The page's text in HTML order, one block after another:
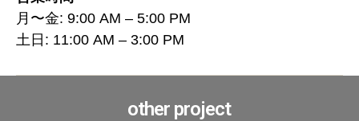
月〜金: 9:00 AM – 5:00 PM
土日: 11:00 AM – 3:00 PM
other project